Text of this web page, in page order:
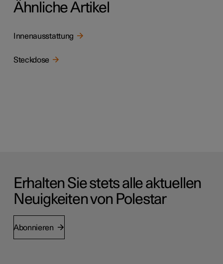
Ähnliche Artikel
Innenausstattung
Steckdose
Erhalten Sie stets alle aktuellen
Neuigkeiten von Polestar
Abonnieren